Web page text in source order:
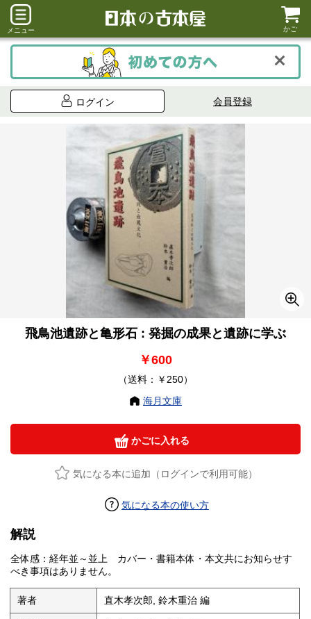
メニュー かご
ログイン 会員登録
飛鳥池遺跡と亀形石 : 発掘の成果と遺跡に学ぶ
￥600
（送料：￥250）
海月文庫
かごに入れる
気になる本に追加（ログインで利用可能）
気になる本の使い方
解説
全体感：経年並～並上 カバー・書籍本体・本文共にお知らせす
べき事項はありません。
著者 直木孝次郎, 鈴木重治 編